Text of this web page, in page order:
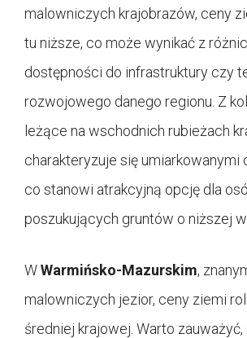
malowniczych krajobrazów, ceny
tu niższe, co może wynikać z
dostępności do infrastruktury czy
rozwojowego danego regionu. Z
leżące na wschodnich rubieżach
charakteryzuje się umiarkowanymi
co stanowi atrakcyjną opcję dla
poszukujących gruntów o niższej
WWarmińsko-Mazurskim,
malowniczych jezior, ceny ziemi
średniej krajowej. Warto zauważyć,